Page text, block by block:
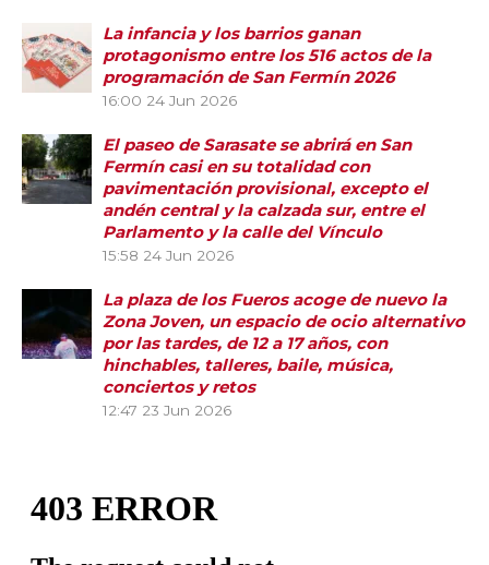
La infancia y los barrios ganan
protagonismo entre los 516 actos de la
programación de San Fermín 2026
16:00 24 Jun 2026
El paseo de Sarasate se abrirá en San
Fermín casi en su totalidad con
pavimentación provisional, excepto el
andén central y la calzada sur, entre el
Parlamento y la calle del Vínculo
15:58 24 Jun 2026
La plaza de los Fueros acoge de nuevo la
Zona Joven, un espacio de ocio alternativo
por las tardes, de 12 a 17 años, con
hinchables, talleres, baile, música,
conciertos y retos
12:47 23 Jun 2026